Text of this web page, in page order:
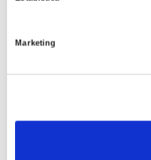
Marketing
El diario de Álex 3: